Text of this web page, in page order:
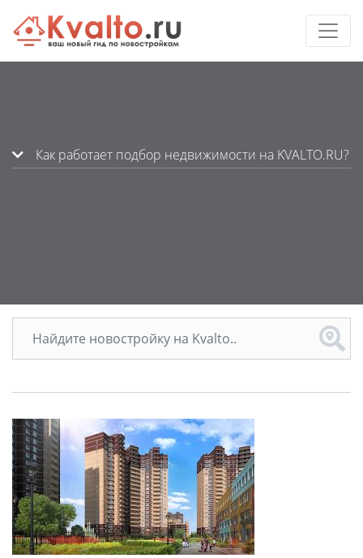
Как работает подбор недвижимости на KVALTO.RU?